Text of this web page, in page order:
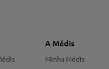
A Médis
Minha Médis